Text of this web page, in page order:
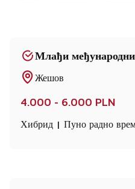
Млађи
Жешов
4.000 - 6.000 PLN
Хибрид | Пуно радно